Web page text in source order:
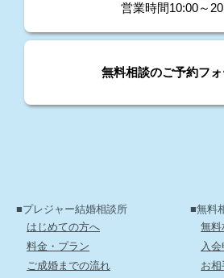
営業時間10:00～
無料相談のご予約フ
■プレジャー結婚相談所
はじめての方へ
料金・プラン
ご成婚までの流れ
■無料
無料
入
お